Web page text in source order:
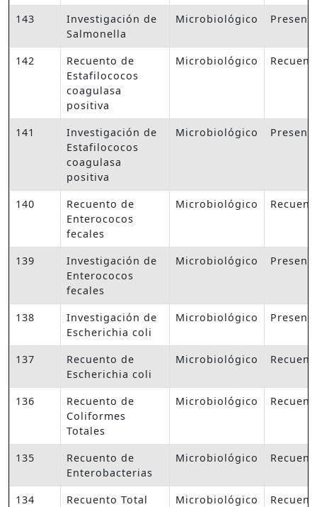
143
Investigación de
Salmonella
Microbiológico
142
Recuento de
Estafilococos
coagulasa
positiva
Microbiológico
141
Investigación de
Estafilococos
coagulasa
positiva
Microbiológico
140
Recuento de
Enterococos
fecales
Microbiológico
139
Investigación de
Enterococos
fecales
Microbiológico
138
Investigación de
Escherichia coli
Microbiológico
137
Recuento de
Escherichia coli
Microbiológico
136
Recuento de
Coliformes
Totales
Microbiológico
135
Recuento de
Enterobacterias
Microbiológico
134
Recuento Total
Microbiológico